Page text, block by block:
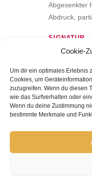
Cookie-
Um dir ein optimales Erlebnis
Cookies, um
zuzugreifen. Wenn du diesen
wie das Surfverhalten oder
Wenn du deine Zustimmung
bestimmte Merkmale und
Abgesenkter
Abdruck,
SIGNATUR
Unten
GRÖSSE
H 26,5 B 43,5
INV.-NR.
12/0092